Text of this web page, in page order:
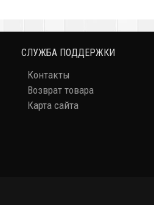
СЛУЖБА ПОДДЕРЖКИ
Контакты
Возврат товара
Карта сайта